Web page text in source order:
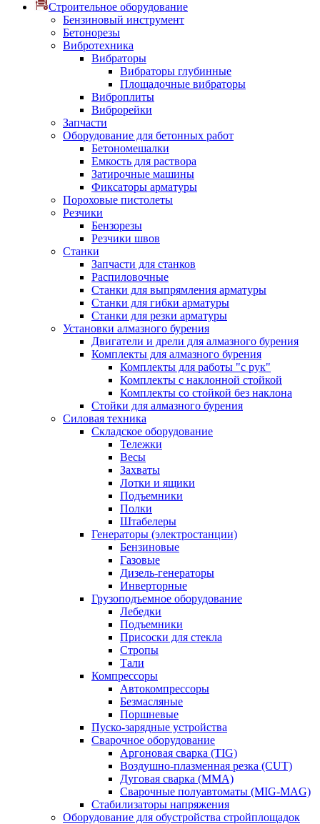
Строительное оборудование
Бензиновый инструмент
Бетонорезы
Вибротехника
Вибраторы
Вибраторы глубинные
Площадочные вибраторы
Виброплиты
Виброрейки
Запчасти
Оборудование для бетонных работ
Бетономешалки
Емкость для раствора
Затирочные машины
Фиксаторы арматуры
Пороховые пистолеты
Резчики
Бензорезы
Резчики швов
Станки
Запчасти для станков
Распиловочные
Станки для выпрямления арматуры
Станки для гибки арматуры
Станки для резки арматуры
Установки алмазного бурения
Двигатели и дрели для алмазного бурения
Комплекты для алмазного бурения
Комплекты для работы "с рук"
Комплекты с наклонной стойкой
Комплекты со стойкой без наклона
Стойки для алмазного бурения
Силовая техника
Складское оборудование
Тележки
Весы
Захваты
Лотки и ящики
Подъемники
Полки
Штабелеры
Генераторы (электростанции)
Бензиновые
Газовые
Дизель-генераторы
Инверторные
Грузоподъемное оборудование
Лебедки
Подъемники
Присоски для стекла
Стропы
Тали
Компрессоры
Автокомпрессоры
Безмасляные
Поршневые
Пуско-зарядные устройства
Сварочное оборудование
Аргоновая сварка (TIG)
Воздушно-плазменная резка (CUT)
Дуговая сварка (ММА)
Сварочные полуавтоматы (MIG-MAG)
Стабилизаторы напряжения
Оборудование для обустройства стройплощадок